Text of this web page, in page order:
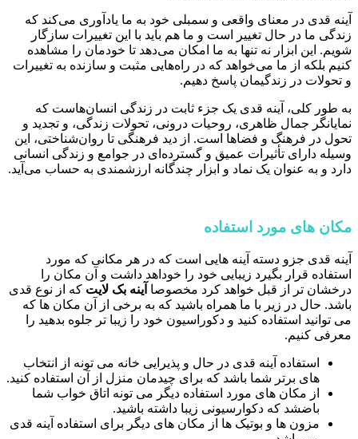
آینه قدی در معنای واقعی و سمبلی خود به ما یادآوری می‌کند که
زندگی ما در حال تغییر است و ما هم باید با این تغییرات سازگار
شویم. این ابزار نه تنها به ما امکان می‌دهد تا خودمان را مشاهده
کنیم بلکه از ما می‌خواهد که در راه‌هایی مثبت و سازنده به تغییرات
و تحولات در زندگیمان پاسخ دهیم.
به طور کلی، آینه قدی یک جزء ثابت در زندگی انسان‌هاست که
نمایانگر جمال ظاهری، روحیات درونی، تحولات زندگی، و تجدید و
تحول در فرهنگ و فضاها است. از دید فرهنگی تا روان‌شناختی، این
وسیله دارای تأثیرات عمیق و گسترده‌ای در جوامع و زندگی انسانی
دارد و به عنوان یک نماد و ابزار چندگانه ارزشمندی به حساب می‌آید.
مکان های مورد استفاده
آینه قدی جزو دسته آینه هایی است که در هر مکانی که مورد
استفاده قرار بگیرد زیبایی خود را خوداهد داشت و آن مکان را
درخشان تر از قبل خواهد کرد مخصوصا آینه بک لایت که از نوع قدی
باشد. حال در زیر با ما همراه باشید که به برخی از آن مکان ها که
می توانید استفاده کنید و دکوراسیون خود را زیبا تر جلوه بدهید را
معرفی کنیم.
استفاده آینه قدی در حال و پذیرایی خانه می تونه از انتخاب
های برتر شما باشد که برای چیدمان منزل از آن استفاده کنید.
از مکان های مورد استفاده دیگر می تونه اتاق خواب شما
باضشد که دکوارسیونی زیبا داشته باشید.
مزون ها و بوتیک ها از مکان های دیگر برای استفاده آینه قدی